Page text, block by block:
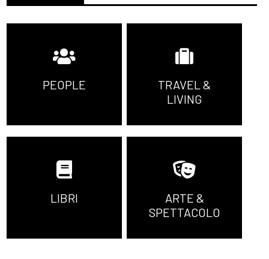
PEOPLE
TRAVEL &
LIVING
LIBRI
ARTE &
SPETTACOLO